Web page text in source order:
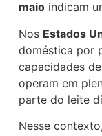
maio indicam
Nos Estados
doméstica por
capacidades
operam em
parte do leite
Nesse